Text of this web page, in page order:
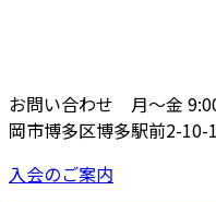
お問い合わせ 月〜金
岡市博多区博多駅前2-10-
入会のご案内